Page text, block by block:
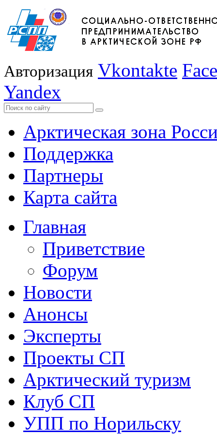
Авторизация Vkontakte
Yandex
Арктическая зона
Поддержка
Партнеры
Карта сайта
Главная
Приветствие
Форум
Новости
Анонсы
Эксперты
Проекты СП
Арктический туризм
Клуб СП
УПП по Норильску